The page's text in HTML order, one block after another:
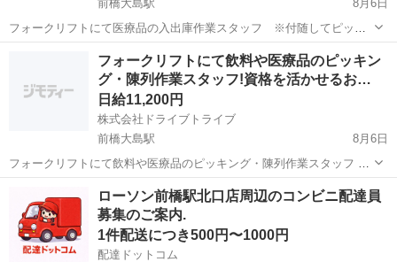
前橋大島駅
8月6日
フォークリフトにて医療品の入出庫作業スタッフ ※付随してピッキ
ングや陳列作業あります 商品 ：医療品・医薬品 働く場所：倉庫内
作業比率：フォークリフト(5割)/作業(5割) 年齢層 ：20〜49くらいま
前橋大島駅 スタッフ
フォークリフトにて飲料や医療品のピッキン
グ・陳列作業スタッフ!資格を活かせるお…
日給11,200円
株式会社ドライブトライブ
前橋大島駅
8月6日
フォークリフトにて飲料や医療品のピッキング・陳列作業スタッフ 商
品 ：飲料・医療品・医薬品 働く場所：倉庫内 年齢層 ：20〜49
くらいまでの方が活躍中 勤務時間：7:00〜16:00 ※開始時間は時期に
より変動あ...
前橋大島駅 倉庫 スタッフ
ローソン前橋駅北口店周辺のコンビニ配達員
募集のご案内.
1件配送につき500円〜1000円
配達ドットコム